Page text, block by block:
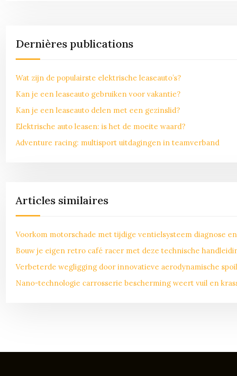
Dernières publications
Wat zijn de populairste elektrische leaseauto’s?
Kan je een leaseauto gebruiken voor vakantie?
Kan je een leaseauto delen met een gezinslid?
Elektrische auto leasen: is het de moeite waard?
Adventure racing: multisport uitdagingen in teamverband
Articles similaires
Voorkom motorschade met tijdige ventielsysteem diagnose
Bouw je eigen retro café racer met deze technische
Verbeterde wegligging door innovatieve aerodynamische
Nano-technologie carrosserie bescherming weert vuil en